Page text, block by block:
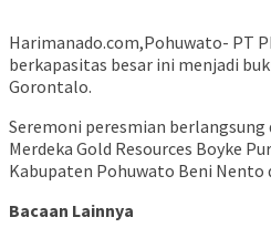
Harimanado.com,Pohuwato- PT
berkapasitas besar ini menjadi
Gorontalo.
Seremoni peresmian
Merdeka Gold Resources Boyke
Kabupaten Pohuwato Beni Nento
Bacaan Lainnya